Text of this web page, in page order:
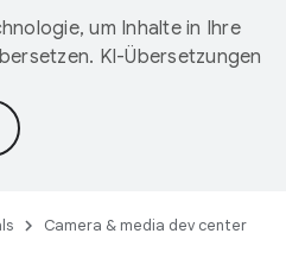
um Inhalte in Ihre
KI-Übersetzungen
Camera & media dev center